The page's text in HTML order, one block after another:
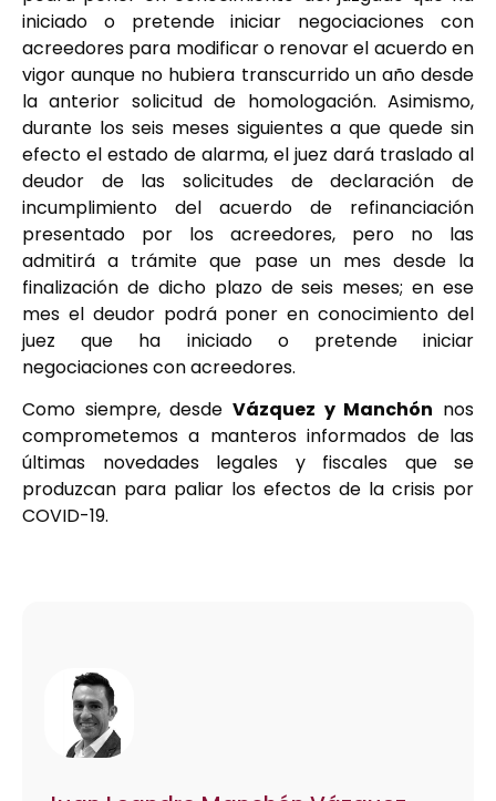
iniciado o pretende iniciar negociaciones con
acreedores para modificar o renovar el acuerdo en
vigor aunque no hubiera transcurrido un año desde
la anterior solicitud de homologación. Asimismo,
durante los seis meses siguientes a que quede sin
efecto el estado de alarma, el juez dará traslado al
deudor de las solicitudes de declaración de
incumplimiento del acuerdo de refinanciación
presentado por los acreedores, pero no las
admitirá a trámite que pase un mes desde la
finalización de dicho plazo de seis meses; en ese
mes el deudor podrá poner en conocimiento del
juez que ha iniciado o pretende iniciar
negociaciones con acreedores.
Como siempre, desde Vázquez y Manchón nos
comprometemos a manteros informados de las
últimas novedades legales y fiscales que se
produzcan para paliar los efectos de la crisis por
COVID-19.